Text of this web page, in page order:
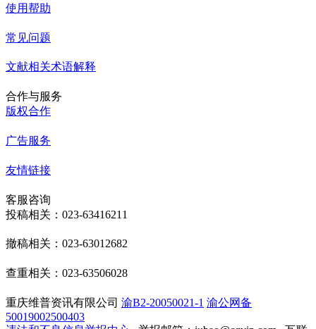
使用帮助
常见问题
文献相关术语解释
合作与服务
版权合作
广告服务
友情链接
客服咨询
投稿相关：023-63416211
撤稿相关：023-63012682
查重相关：023-63506028
重庆维普资讯有限公司 渝B2-20050021-1 渝公网备
50019002500403